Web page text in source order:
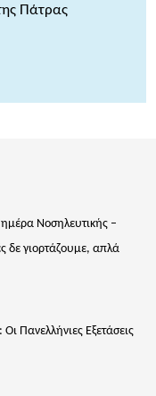
Πάτρας
Νοσηλευτικής –
δε γιορτάζουμε, απλά
Πανελλήνιες Εξετάσεις